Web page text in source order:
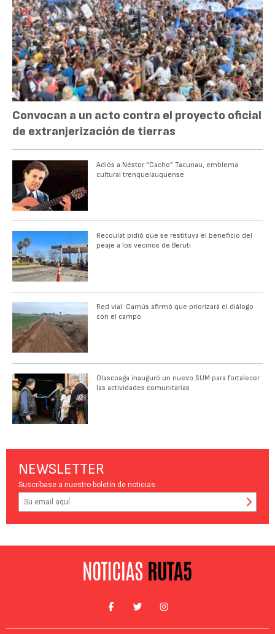
Convocan a un acto contra el proyecto oficial
de extranjerización de tierras
Adiós a Néstor “Cacho” Tacunau, emblema
cultural trenquelauquense
Recoulat pidió que se restituya el beneficio del
peaje a los vecinos de Beruti
Red vial: Camús afirmó que priorizará el diálogo
con el campo
Olascoaga inauguró un nuevo SUM para fortalecer
las actividades comunitarias
NEWSLETTER
Suscríbase a nuestro boletín de noticias